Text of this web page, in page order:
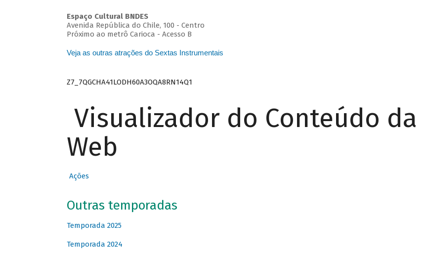
Espaço Cultural BNDES
Avenida República do Chile, 100 - Centro
Próximo ao metrô Carioca - Acesso B
Veja as outras atrações do Sextas Instrumentais
Z7_7QGCHA41LODH60A3OQA8RN14Q1
Visualizador do Conteúdo da
Web
Ações
Outras temporadas
Temporada 2025
Temporada 2024